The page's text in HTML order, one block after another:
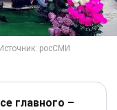
главного –